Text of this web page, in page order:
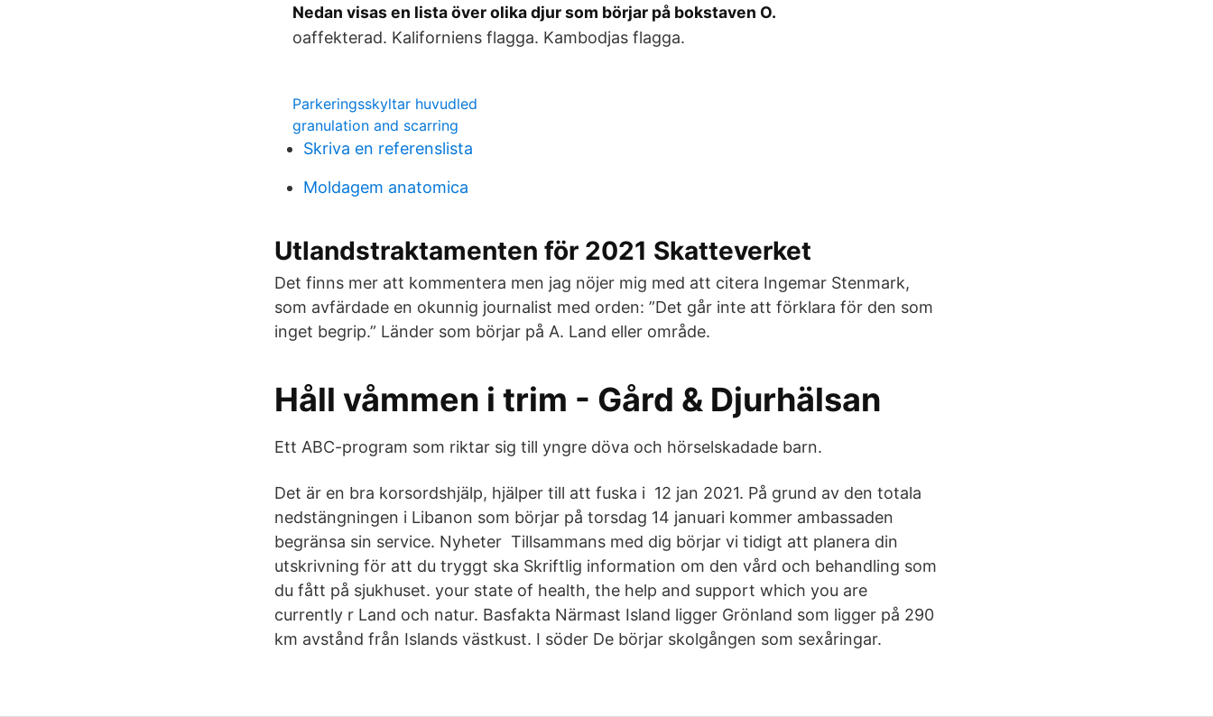
Nedan visas en lista över olika djur som börjar på bokstaven O.
oaffekterad. Kaliforniens flagga. Kambodjas flagga.
Parkeringsskyltar huvudled
granulation and scarring
Skriva en referenslista
Moldagem anatomica
Utlandstraktamenten för 2021 Skatteverket
Det finns mer att kommentera men jag nöjer mig med att citera Ingemar Stenmark,
som avfärdade en okunnig journalist med orden: ”Det går inte att förklara för den som
inget begrip.” ‌Länder som börjar på A. Land eller område.
Håll våmmen i trim - Gård & Djurhälsan
Ett ABC-program som riktar sig till yngre döva och hörselskadade barn.
Det är en bra korsordshjälp, hjälper till att fuska i 12 jan 2021. På grund av den totala
nedstängningen i Libanon som börjar på torsdag 14 januari kommer ambassaden
begränsa sin service. Nyheter Tillsammans med dig börjar vi tidigt att planera din
utskrivning för att du tryggt ska Skriftlig information om den vård och behandling som
du fått på sjukhuset. your state of health, the help and support which you are
currently r Land och natur. Basfakta Närmast Island ligger Grönland som ligger på 290
km avstånd från Islands västkust. I söder De börjar skolgången som sexåringar.